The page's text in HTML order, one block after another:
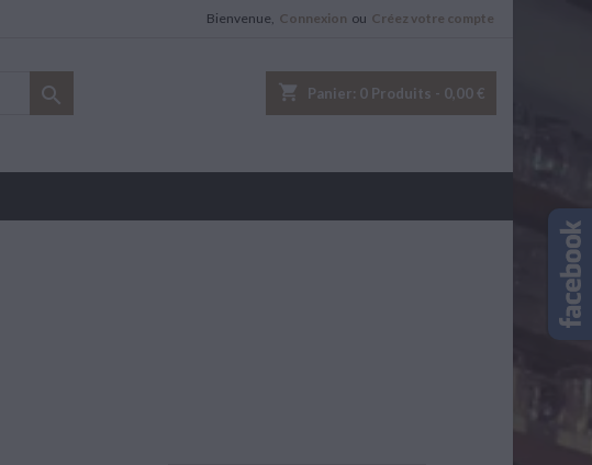
Bienvenue, Connexion ou Créez votre compte
shopping_cart Panier: 0 Produits - 0,00 €
